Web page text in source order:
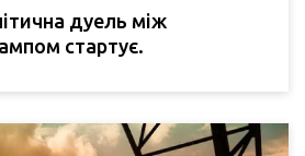
дуель між
стартує.